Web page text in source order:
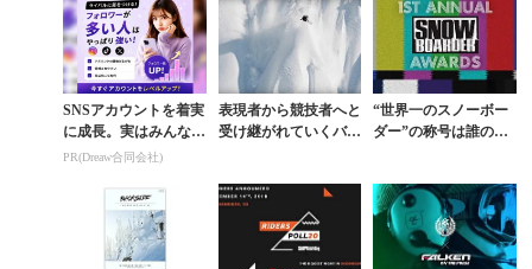
SNSアカウントを着実
に成長。実はみんなコ
コ使ってます。
PR(Dreaw合同会社)
表現者から競技者へと
受け継がれていくバッ
“世界一のスノーボー
ダー”の称号は誰の手